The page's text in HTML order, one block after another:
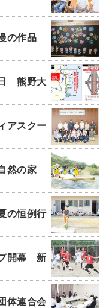
の作品
熊野大
アスクー
然の家
の恒例行
開幕 新
体連合会